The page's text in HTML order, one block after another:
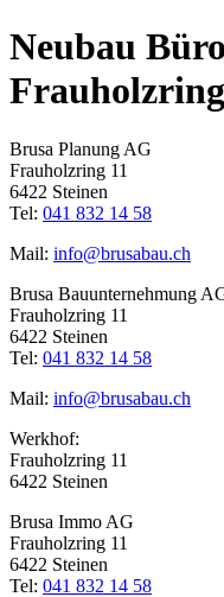
Neubau
Brusa Planung AG
Frauholzring 11
6422 Steinen
Tel: 041 832 14 58
Mail: info@brusabau.ch
Brusa Bauunternehmung
Frauholzring 11
6422 Steinen
Tel: 041 832 14 58
Mail: info@brusabau.ch
Werkhof:
Frauholzring 11
6422 Steinen
Brusa Immo AG
Frauholzring 11
6422 Steinen
Tel: 041 832 14 58